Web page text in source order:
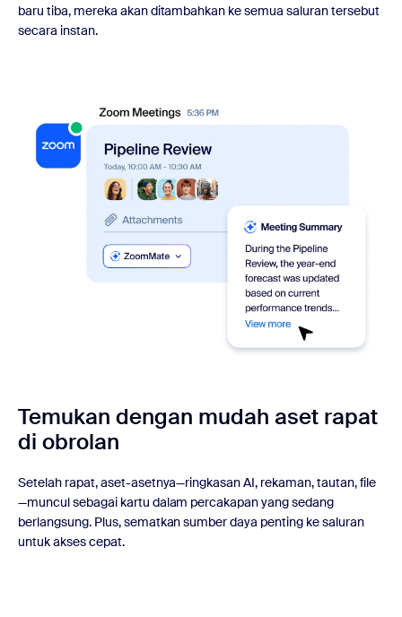
baru tiba, mereka akan ditambahkan ke semua saluran tersebut
secara instan.
Temukan dengan mudah aset rapat
di obrolan
Setelah rapat, aset-asetnya—ringkasan AI, rekaman, tautan, file
—muncul sebagai kartu dalam percakapan yang sedang
berlangsung. Plus, sematkan sumber daya penting ke saluran
untuk akses cepat.